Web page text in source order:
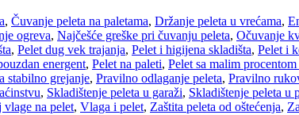
, Čuvanje peleta na paletama, Držanje peleta u vrećama,
ogreva, Najčešće greške pri čuvanju peleta, Očuvanje
, Pelet dug vek trajanja, Pelet i higijena skladišta, Pelet i
energent, Pelet na paleti, Pelet sa malim procentom
stabilno grejanje, Pravilno odlaganje peleta, Pravilno
, Skladištenje peleta u garaži, Skladištenje peleta u
vlage na pelet, Vlaga i pelet, Zaštita peleta od oštećenja,